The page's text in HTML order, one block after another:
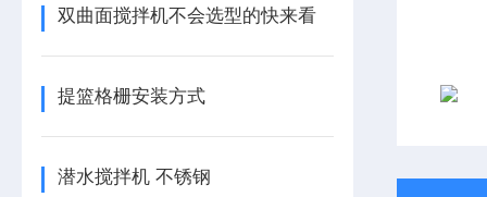
双曲面搅拌机不会选型的快来看
提篮格栅安装方式
潜水搅拌机 不锈钢